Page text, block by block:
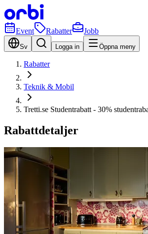
Event Rabatter Jobb
Sv Logga in Öppna meny
Rabatter
Teknik & Mobil
Tretti.se Studentrabatt - 30%
Rabattdetaljer